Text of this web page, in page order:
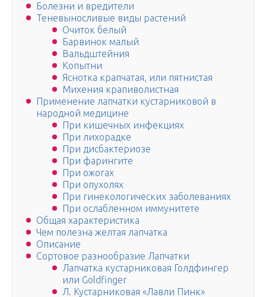
Болезни и вредители
Теневыносливые виды растений
Очиток белый
Барвинок малый
Вальдштейния
Копытни
Яснотка крапчатая, или пятнистая
Михения крапиволистная
Применение лапчатки кустарниковой в
народной медицине
При кишечных инфекциях
При лихорадке
При дисбактериозе
При фарингите
При ожогах
При опухолях
При гинекологических заболеваниях
При ослабленном иммунитете
Общая характеристика
Чем полезна желтая лапчатка
Описание
Сортовое разнообразие Лапчатки
Лапчатка кустарниковая Голдфингер
или Goldfinger
Л. Кустарниковая «Лавли Пинк»